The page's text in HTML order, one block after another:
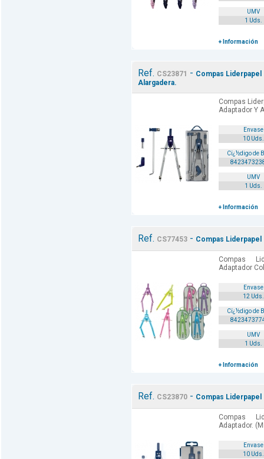
UMV
1 Uds.
+ Información
Ref. CS23871 - Compas
Alargadera.
Compas
Adaptador Y
Envase
10 Uds.
Cï¿½digo de
UMV
1 Uds.
+ Información
Ref. CS77453- Compas
Compas
Adaptador
Envase
12 Uds.
Cï¿½digo de
UMV
1 Uds.
+ Información
Ref. CS23870- Compas
Compas
Adaptador.
Envase
10 Uds.